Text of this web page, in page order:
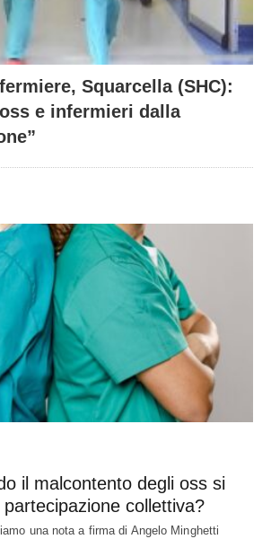
Squarcella (SHC):
e infermieri dalla
il malcontento degli oss si
collettiva?
una nota a firma di Angelo Minghetti